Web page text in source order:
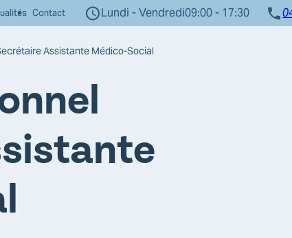
Contact Lundi - Vendredi09:00 - 17:30
Assistante Médico-Social